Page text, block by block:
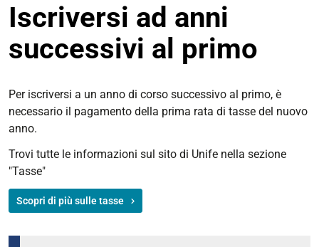
Iscriversi ad anni
successivi al primo
Per iscriversi a un anno di corso successivo al primo, è
necessario il pagamento della prima rata di tasse del nuovo
anno.
Trovi tutte le informazioni sul sito di Unife nella sezione
"Tasse"
Scopri di più sulle tasse